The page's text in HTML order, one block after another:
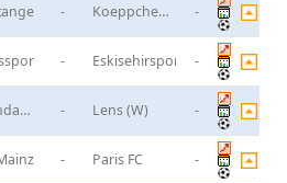
-
Koeppchen
-
- Eskisehirspor -
- Lens (W) -
- Paris FC -